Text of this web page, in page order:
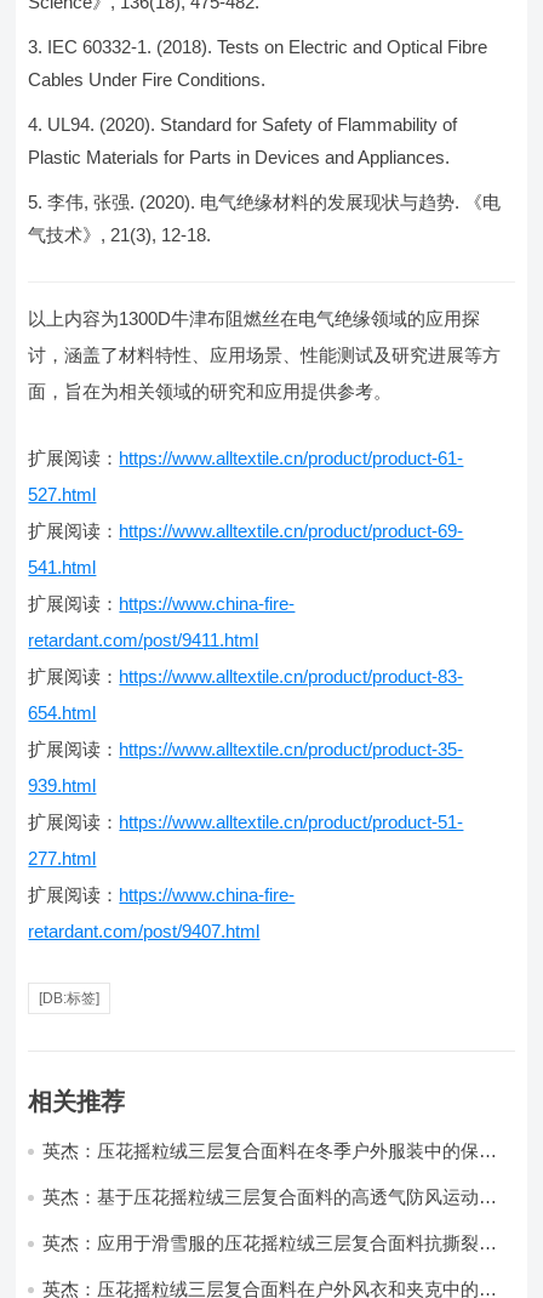
IEC 60332-1. (2018). Tests on Electric and Optical Fibre
Cables Under Fire Conditions.
UL94. (2020). Standard for Safety of Flammability of
Plastic Materials for Parts in Devices and Appliances.
李伟, 张强. (2020). 电气绝缘材料的发展现状与趋势. 《电
气技术》, 21(3), 12-18.
以上内容为1300D牛津布阻燃丝在电气绝缘领域的应用探
讨，涵盖了材料特性、应用场景、性能测试及研究进展等方
面，旨在为相关领域的研究和应用提供参考。
扩展阅读： https://www.alltextile.cn/product/product-61-
527.html
扩展阅读： https://www.alltextile.cn/product/product-69-
541.html
扩展阅读： https://www.china-fire-
retardant.com/post/9411.html
扩展阅读： https://www.alltextile.cn/product/product-83-
654.html
扩展阅读： https://www.alltextile.cn/product/product-35-
939.html
扩展阅读： https://www.alltextile.cn/product/product-51-
277.html
扩展阅读： https://www.china-fire-
retardant.com/post/9407.html
[DB:标签]
相关推荐
英杰：压花摇粒绒三层复合面料在冬季户外服装中的保暖
英杰：基于压花摇粒绒三层复合面料的高透气防风运动服
英杰：应用于滑雪服的压花摇粒绒三层复合面料抗撕裂与
英杰：压花摇粒绒三层复合面料在户外风衣和夹克中的应